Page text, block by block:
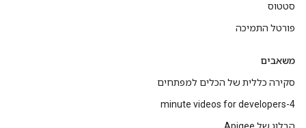
סטטוס
פורטל התמיכה
משאבים
סקירה כללית של הכלים למפתחים
4-minute videos for developers